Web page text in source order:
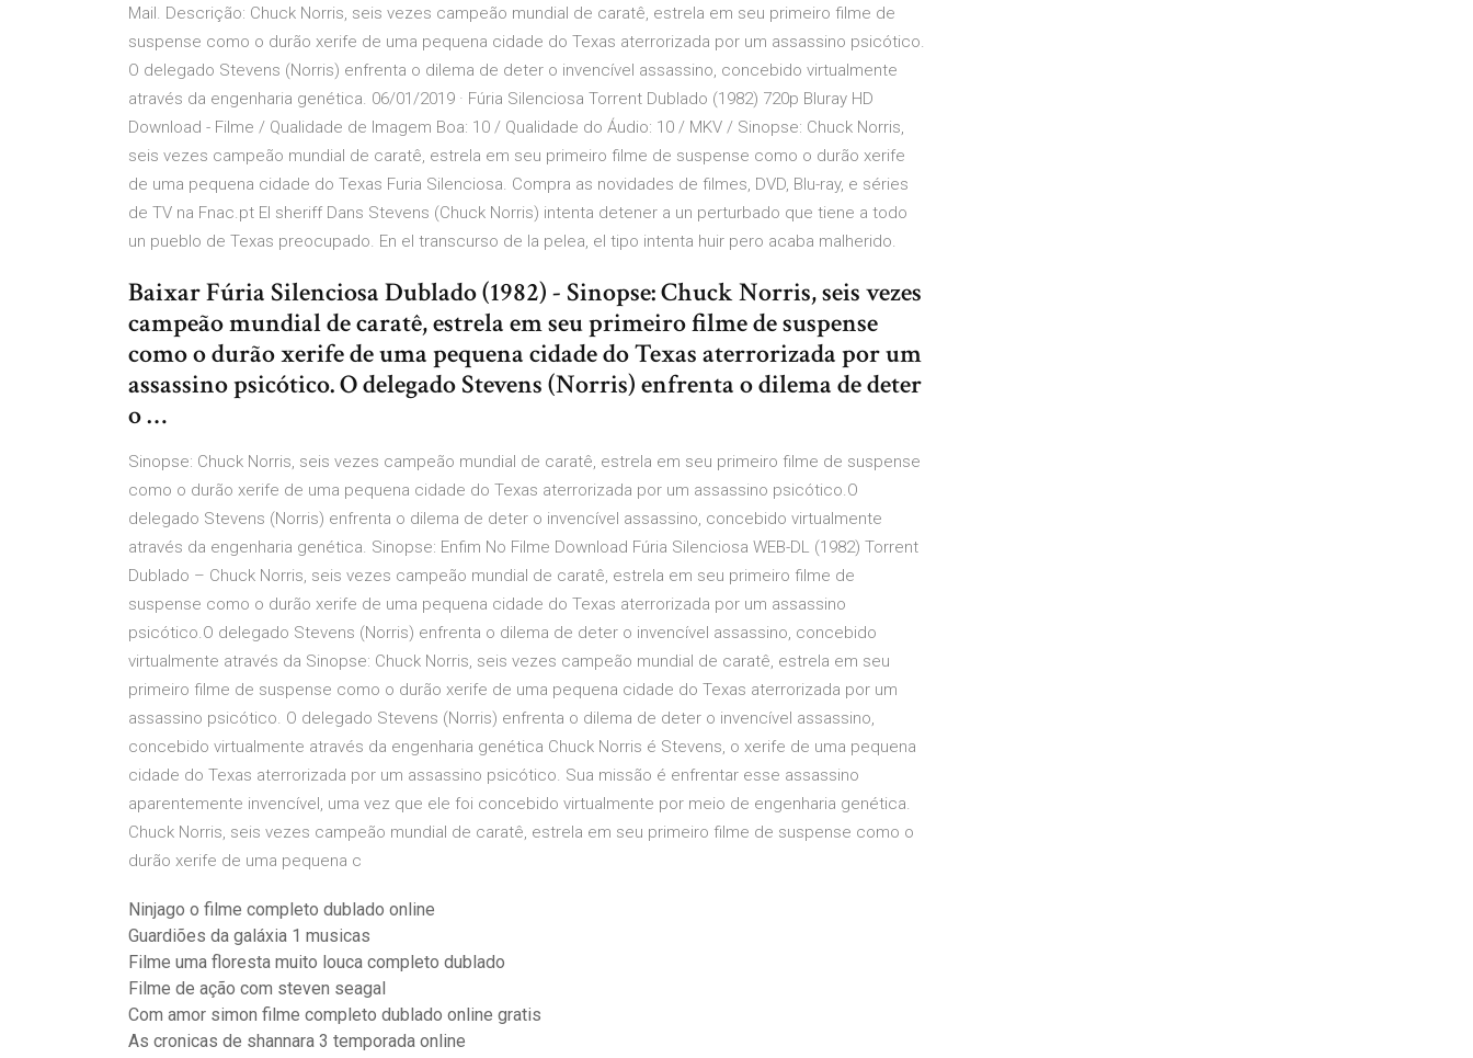
Mail. Descrição: Chuck Norris, seis vezes campeão mundial de caratê, estrela em seu primeiro filme de
suspense como o durão xerife de uma pequena cidade do Texas aterrorizada por um assassino psicótico.
O delegado Stevens (Norris) enfrenta o dilema de deter o invencível assassino, concebido virtualmente
através da engenharia genética. 06/01/2019 · Fúria Silenciosa Torrent Dublado (1982) 720p Bluray HD
Download - Filme / Qualidade de Imagem Boa: 10 / Qualidade do Áudio: 10 / MKV / Sinopse: Chuck Norris,
seis vezes campeão mundial de caratê, estrela em seu primeiro filme de suspense como o durão xerife
de uma pequena cidade do Texas Furia Silenciosa. Compra as novidades de filmes, DVD, Blu-ray, e séries
de TV na Fnac.pt El sheriff Dans Stevens (Chuck Norris) intenta detener a un perturbado que tiene a todo
un pueblo de Texas preocupado. En el transcurso de la pelea, el tipo intenta huir pero acaba malherido.
Baixar Fúria Silenciosa Dublado (1982) - Sinopse: Chuck Norris, seis vezes
campeão mundial de caratê, estrela em seu primeiro filme de suspense
como o durão xerife de uma pequena cidade do Texas aterrorizada por um
assassino psicótico. O delegado Stevens (Norris) enfrenta o dilema de deter
o …
Sinopse: Chuck Norris, seis vezes campeão mundial de caratê, estrela em seu primeiro filme de suspense
como o durão xerife de uma pequena cidade do Texas aterrorizada por um assassino psicótico.O
delegado Stevens (Norris) enfrenta o dilema de deter o invencível assassino, concebido virtualmente
através da engenharia genética. Sinopse: Enfim No Filme Download Fúria Silenciosa WEB-DL (1982) Torrent
Dublado – Chuck Norris, seis vezes campeão mundial de caratê, estrela em seu primeiro filme de
suspense como o durão xerife de uma pequena cidade do Texas aterrorizada por um assassino
psicótico.O delegado Stevens (Norris) enfrenta o dilema de deter o invencível assassino, concebido
virtualmente através da Sinopse: Chuck Norris, seis vezes campeão mundial de caratê, estrela em seu
primeiro filme de suspense como o durão xerife de uma pequena cidade do Texas aterrorizada por um
assassino psicótico. O delegado Stevens (Norris) enfrenta o dilema de deter o invencível assassino,
concebido virtualmente através da engenharia genética Chuck Norris é Stevens, o xerife de uma pequena
cidade do Texas aterrorizada por um assassino psicótico. Sua missão é enfrentar esse assassino
aparentemente invencível, uma vez que ele foi concebido virtualmente por meio de engenharia genética.
Chuck Norris, seis vezes campeão mundial de caratê, estrela em seu primeiro filme de suspense como o
durão xerife de uma pequena c
Ninjago o filme completo dublado online
Guardiões da galáxia 1 musicas
Filme uma floresta muito louca completo dublado
Filme de ação com steven seagal
Com amor simon filme completo dublado online gratis
As cronicas de shannara 3 temporada online